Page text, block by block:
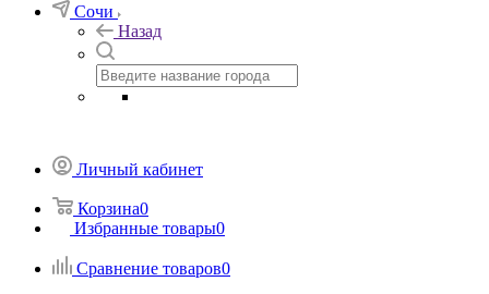
Сочи
Назад
Личный кабинет
Корзина0
Избранные товары0
Сравнение товаров0